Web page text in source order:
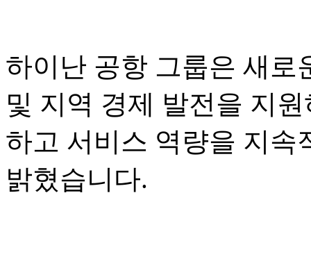
하이난 공항 그룹은 새로
및 지역 경제 발전을 지
하고 서비스 역량을 지속
밝혔습니다.